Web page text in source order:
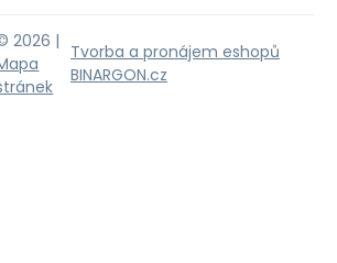
2026 |
Tvorba a pronájem eshopů
BINARGON.cz